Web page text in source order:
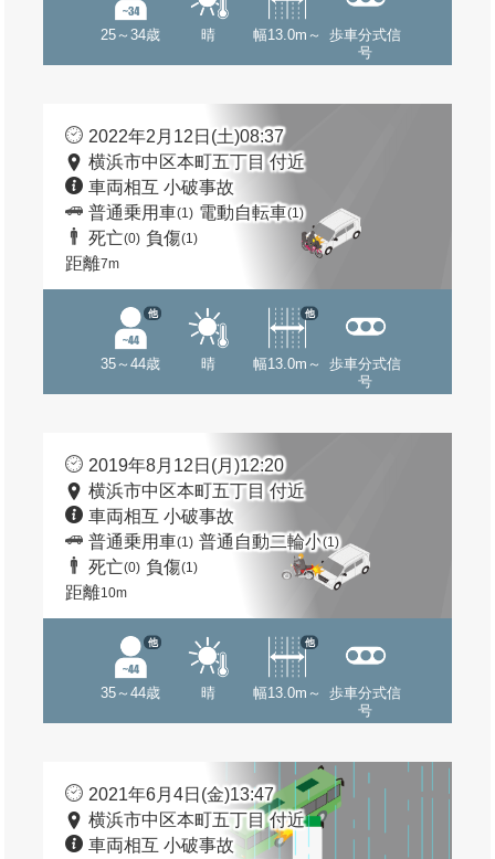
25～34歳 晴 幅13.0m～
歩車分式信
号
2022年2月12日(土)08:37
横浜市中区本町五丁目 付近
車両相互 小破事故
普通乗用車(1) 電動自転車(1)
死亡(0) 負傷(1)
距離7m
35～44歳
他
晴 幅13.0m～
他
歩車分式信
号
2019年8月12日(月)12:20
横浜市中区本町五丁目 付近
車両相互 小破事故
普通乗用車(1) 普通自動二輪小(1)
死亡(0) 負傷(1)
距離10m
35～44歳
他
晴 幅13.0m～
他
歩車分式信
号
2021年6月4日(金)13:47
横浜市中区本町五丁目 付近
車両相互 小破事故